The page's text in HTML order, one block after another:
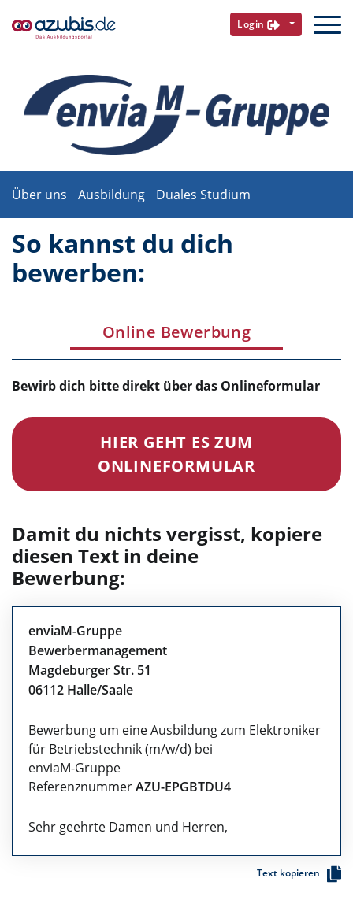
Login
Über uns Ausbildung Duales Studium
So kannst du dich
bewerben:
Online Bewerbung
Bewirb dich bitte direkt über das Onlineformular
HIER GEHT ES ZUM
ONLINEFORMULAR
Damit du nichts vergisst, kopiere
diesen Text in deine
Bewerbung:
enviaM-Gruppe
Bewerbermanagement
Magdeburger Str. 51
06112 Halle/Saale
Bewerbung um eine Ausbildung zum Elektroniker
für Betriebstechnik (m/w/d) bei
enviaM-Gruppe
ReferenznummerAZU-EPGBTDU4
Sehr geehrte Damen und Herren,
Text kopieren